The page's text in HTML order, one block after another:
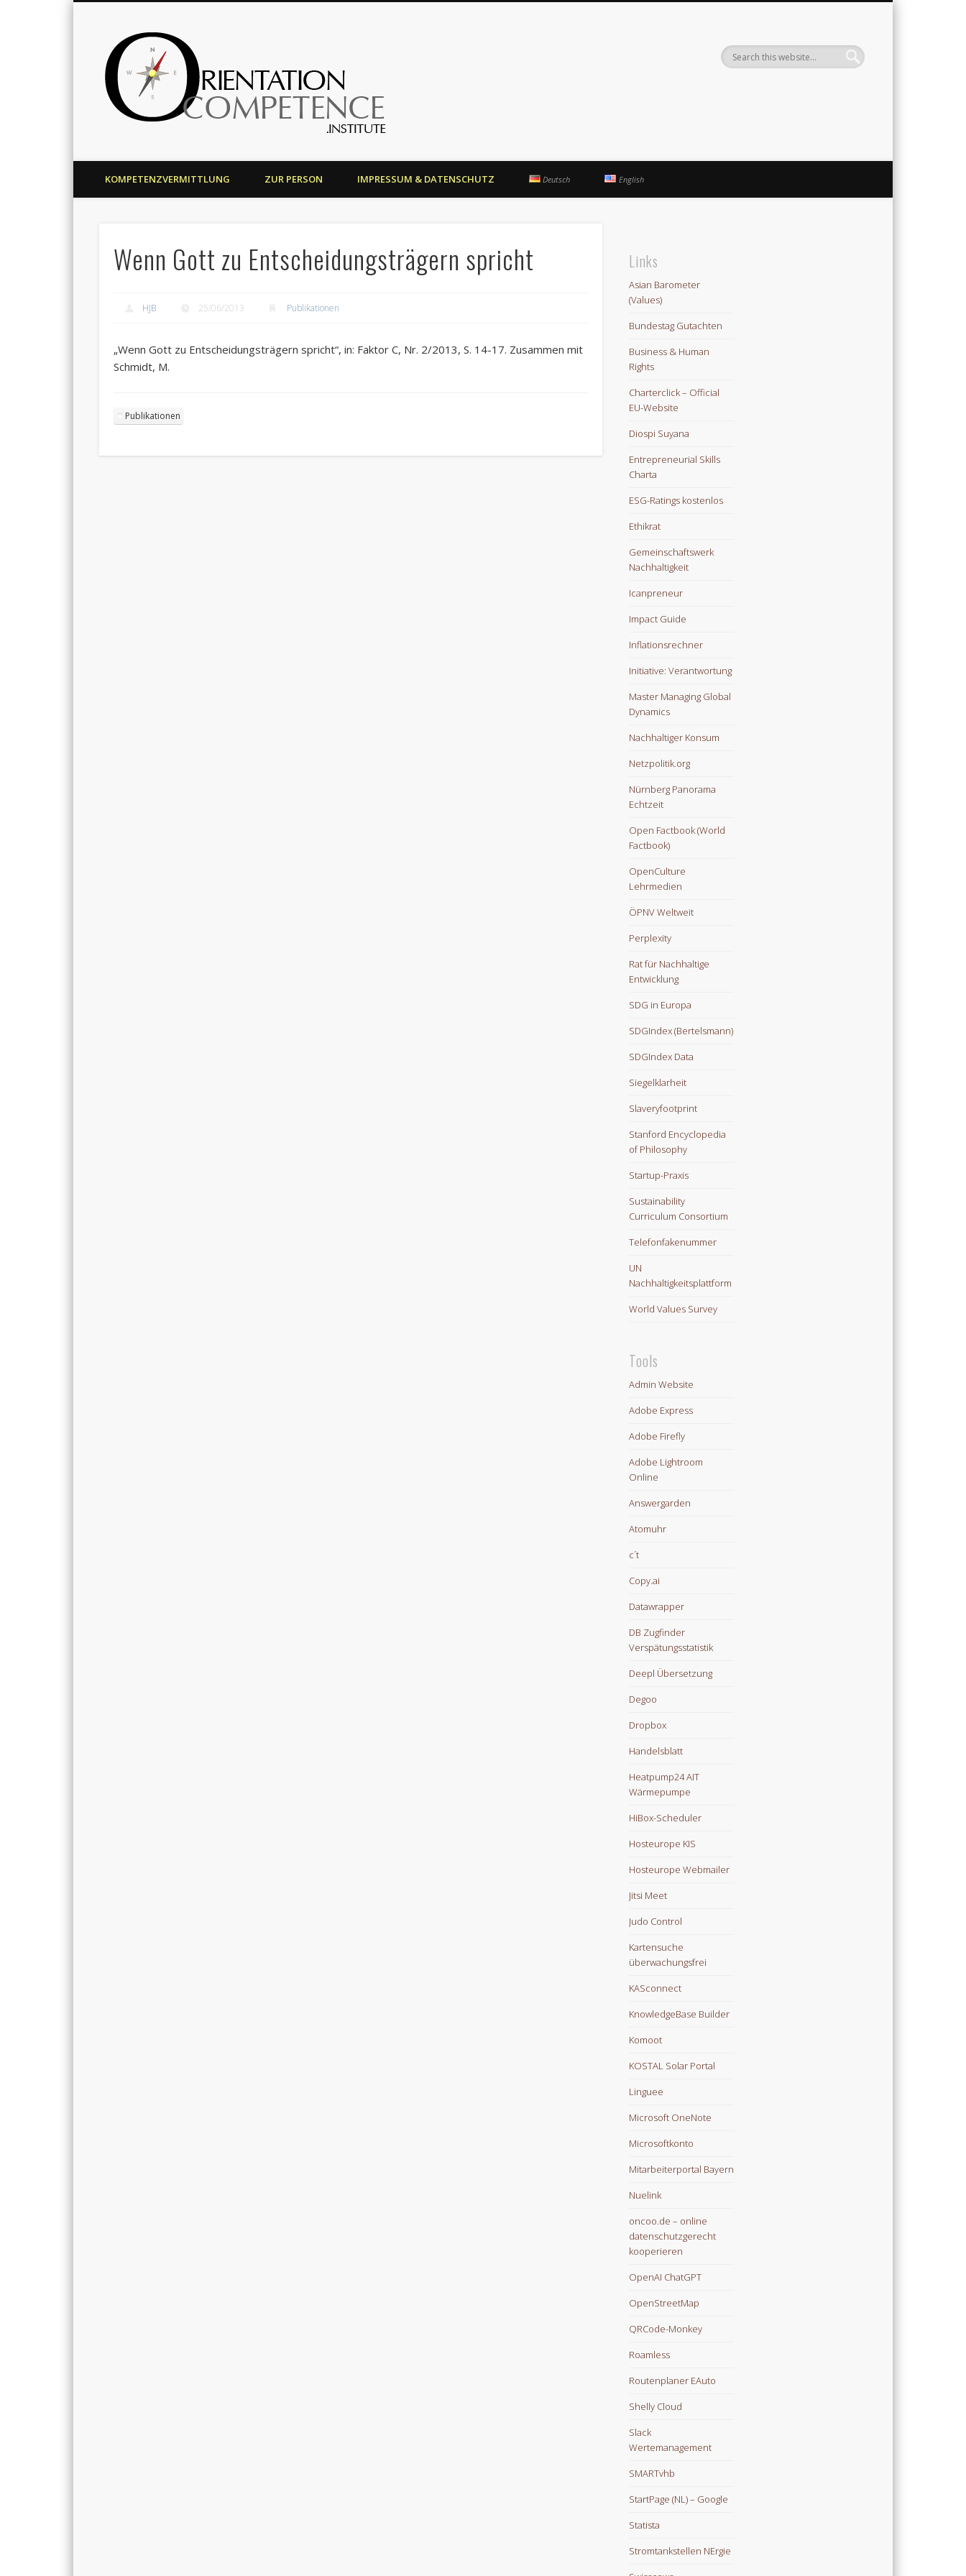
Harald J. Bolsinger
KOMPETENZVERMITTLUNG ZUR PERSON IMPRESSUM & DATENSCHUTZ Deutsch English
Wenn Gott zu Entscheidungsträgern spricht
HJB 25/06/2013 Publikationen
„Wenn Gott zu Entscheidungsträgern spricht“, in: Faktor C, Nr. 2/2013, S. 14-17. Zusammen mit
Schmidt, M.
Publikationen
Links
Asian Barometer
(Values)
Bundestag Gutachten
Business & Human
Rights
Charterclick – Official
EU-Website
Diospi Suyana
Entrepreneurial Skills
Charta
ESG-Ratings kostenlos
Ethikrat
Gemeinschaftswerk
Nachhaltigkeit
Icanpreneur
Impact Guide
Inflationsrechner
Initiative: Verantwortung
Master Managing Global
Dynamics
Nachhaltiger Konsum
Netzpolitik.org
Nürnberg Panorama
Echtzeit
Open Factbook (World
Factbook)
OpenCulture
Lehrmedien
ÖPNV Weltweit
Perplexity
Rat für Nachhaltige
Entwicklung
SDG in Europa
SDGIndex (Bertelsmann)
SDGIndex Data
Siegelklarheit
Slaveryfootprint
Stanford Encyclopedia
of Philosophy
Startup-Praxis
Sustainability
Curriculum Consortium
Telefonfakenummer
UN
Nachhaltigkeitsplattform
World Values Survey
Tools
Admin Website
Adobe Express
Adobe Firefly
Adobe Lightroom
Online
Answergarden
Atomuhr
c´t
Copy.ai
Datawrapper
DB Zugfinder
Verspätungsstatistik
Deepl Übersetzung
Degoo
Dropbox
Handelsblatt
Heatpump24 AIT
Wärmepumpe
HiBox-Scheduler
Hosteurope KIS
Hosteurope Webmailer
Jitsi Meet
Judo Control
Kartensuche
überwachungsfrei
KASconnect
KnowledgeBase Builder
Komoot
KOSTAL Solar Portal
Linguee
Microsoft OneNote
Microsoftkonto
Mitarbeiterportal Bayern
Nuelink
oncoo.de – online
datenschutzgerecht
kooperieren
OpenAI ChatGPT
OpenStreetMap
QRCode-Monkey
Roamless
Routenplaner EAuto
Shelly Cloud
Slack
Wertemanagement
SMARTvhb
StartPage (NL) – Google
Statista
Stromtankstellen NErgie